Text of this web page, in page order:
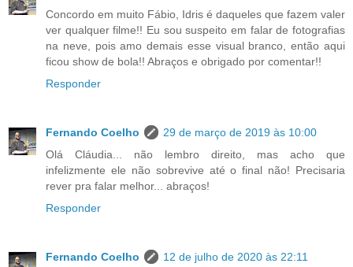
Concordo em muito Fábio, Idris é daqueles que fazem valer
ver qualquer filme!! Eu sou suspeito em falar de fotografias
na neve, pois amo demais esse visual branco, então aqui
ficou show de bola!! Abraços e obrigado por comentar!!
Responder
Fernando Coelho
29 de março de 2019 às 10:00
Olá Cláudia... não lembro direito, mas acho que
infelizmente ele não sobrevive até o final não! Precisaria
rever pra falar melhor... abraços!
Responder
Fernando Coelho
12 de julho de 2020 às 22:11